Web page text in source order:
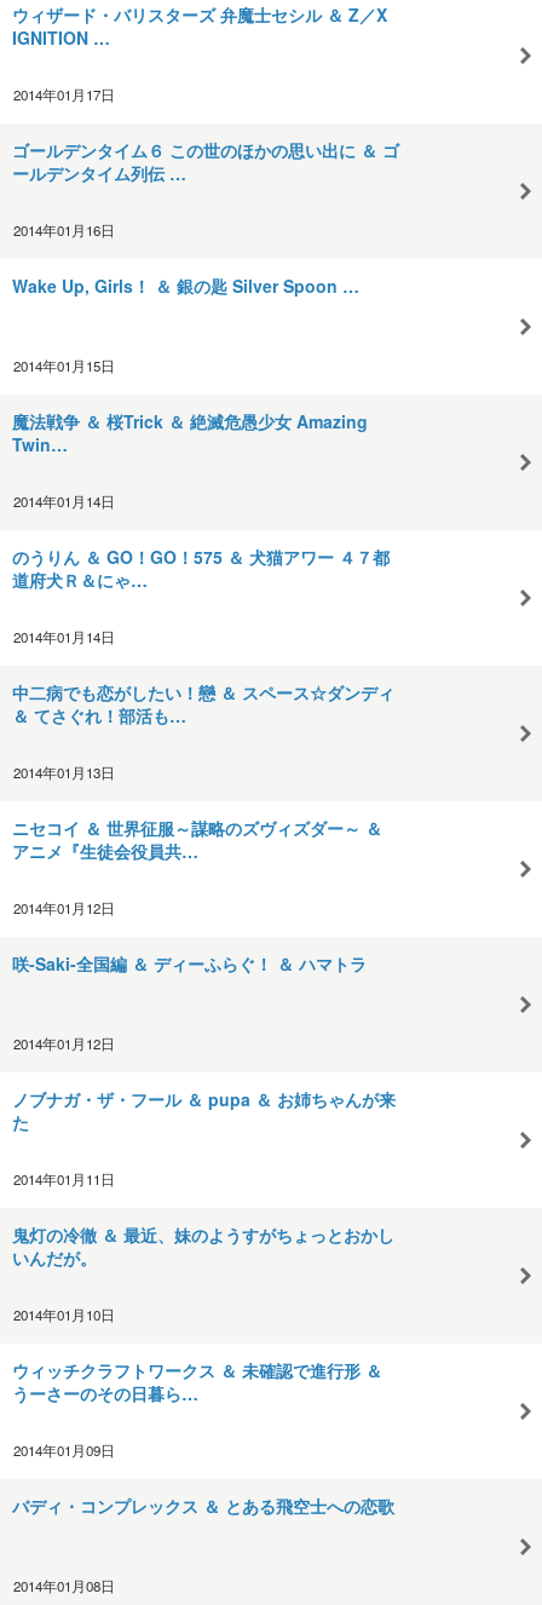
ウィザード・バリスターズ 弁魔士セシル ＆ Z／X
IGNITION …
2014年01月17日
ゴールデンタイム６ この世のほかの思い出に ＆ ゴ
ールデンタイム列伝 …
2014年01月16日
Wake Up, Girls！ ＆ 銀の匙 Silver Spoon …
2014年01月15日
魔法戦争 ＆ 桜Trick ＆ 絶滅危愚少女 Amazing
Twin…
2014年01月14日
のうりん ＆ GO！GO！575 ＆ 犬猫アワー ４７都
道府犬Ｒ＆にゃ…
2014年01月14日
中二病でも恋がしたい！戀 ＆ スペース☆ダンディ
＆ てさぐれ！部活も…
2014年01月13日
ニセコイ ＆ 世界征服～謀略のズヴィズダー～ ＆
アニメ『生徒会役員共…
2014年01月12日
咲-Saki-全国編 ＆ ディーふらぐ！ ＆ ハマトラ
2014年01月12日
ノブナガ・ザ・フール ＆ pupa ＆ お姉ちゃんが来
た
2014年01月11日
鬼灯の冷徹 ＆ 最近、妹のようすがちょっとおかし
いんだが。
2014年01月10日
ウィッチクラフトワークス ＆ 未確認で進行形 ＆
うーさーのその日暮ら…
2014年01月09日
バディ・コンプレックス ＆ とある飛空士への恋歌
2014年01月08日